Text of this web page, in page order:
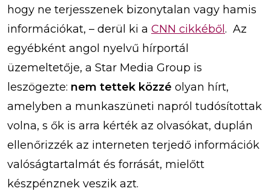
hogy ne terjesszenek bizonytalan vagy hamis
információkat, – derül ki a CNN cikkéből. Az
egyébként angol nyelvű hírportál
üzemeltetője, a Star Media Group is
leszögezte: nem tettek közzé olyan hírt,
amelyben a munkaszüneti napról tudósítottak
volna, s ők is arra kérték az olvasókat, duplán
ellenőrizzék az interneten terjedő információk
valóságtartalmát és forrását, mielőtt
készpénznek veszik azt.